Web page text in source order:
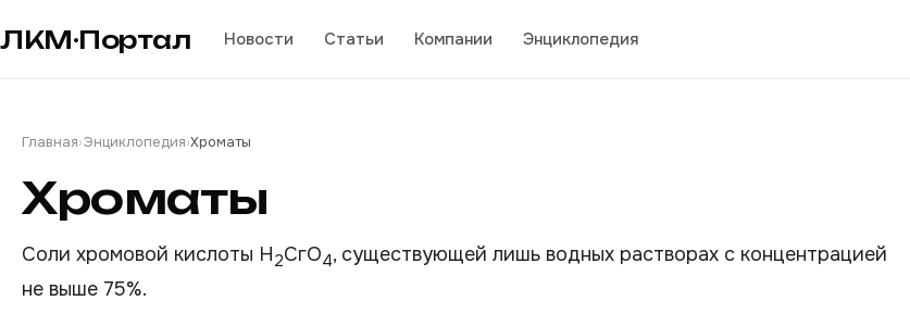
ЛКМ·Портал Новости Статьи Компании Энциклопедия
Главная›Энциклопедия›Хроматы
Хроматы
Соли хромовой кислоты Н2СгO4, существующей лишь водных растворах с концентрацией
не выше 75%.